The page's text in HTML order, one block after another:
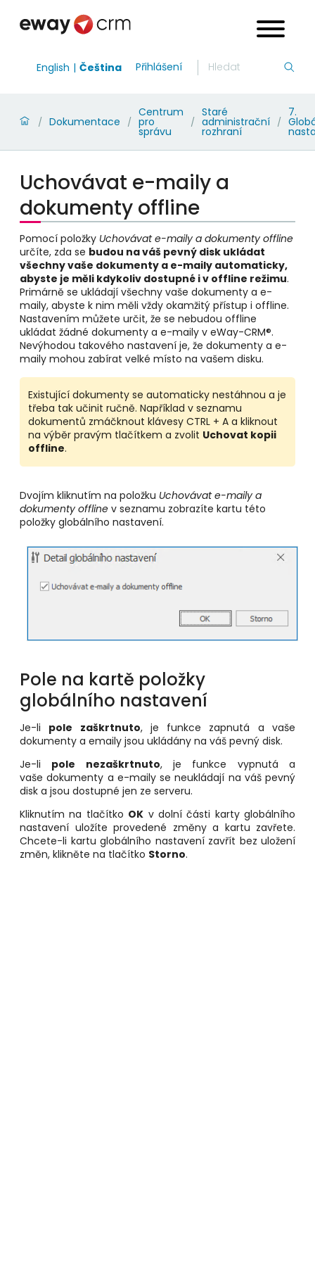
English Čeština Přihlášení
/ Dokumentace /
Centrum
pro
správu
/
Staré
administrační
rozhraní
/
7.
Uchovávat e-maily a
dokumenty offline
Pomocí položky Uchovávat e-maily a dokumenty offline
určíte, zda se budou na váš pevný disk ukládat
všechny vaše dokumenty a e-maily automaticky,
abyste je měli kdykoliv dostupné i v offline režimu.
Primárně se ukládají všechny vaše dokumenty a e-
maily, abyste k nim měli vždy okamžitý přístup i offline.
Nastavením můžete určit, že se nebudou offline
ukládat žádné dokumenty a e-maily v eWay-CRM®.
Nevýhodou takového nastavení je, že dokumenty a e-
maily mohou zabírat velké místo na vašem disku.
Existující dokumenty se automaticky nestáhnou a je
třeba tak učinit ručně. Například v seznamu
dokumentů zmáčknout klávesy CTRL + A a kliknout
na výběr pravým tlačítkem a zvolit Uchovat kopii
offline.
Dvojím kliknutím na položku Uchovávat e-maily a
dokumenty offline v seznamu zobrazíte kartu této
položky globálního nastavení.
Pole na kartě položky
globálního nastavení
Je-li pole zaškrtnuto, je funkce zapnutá a vaše
dokumenty a emaily jsou ukládány na váš pevný disk.
Je-li pole nezaškrtnuto, je funkce vypnutá a
vašedokumenty a e-maily se neukládají na váš pevný
disk a jsou dostupné jen ze serveru.
Kliknutím na tlačítko OK v dolní části karty globálního
nastavení uložíte provedené změny a kartu zavřete.
Chcete-li kartu globálního nastavení zavřít bez uložení
změn, klikněte na tlačítko Storno.